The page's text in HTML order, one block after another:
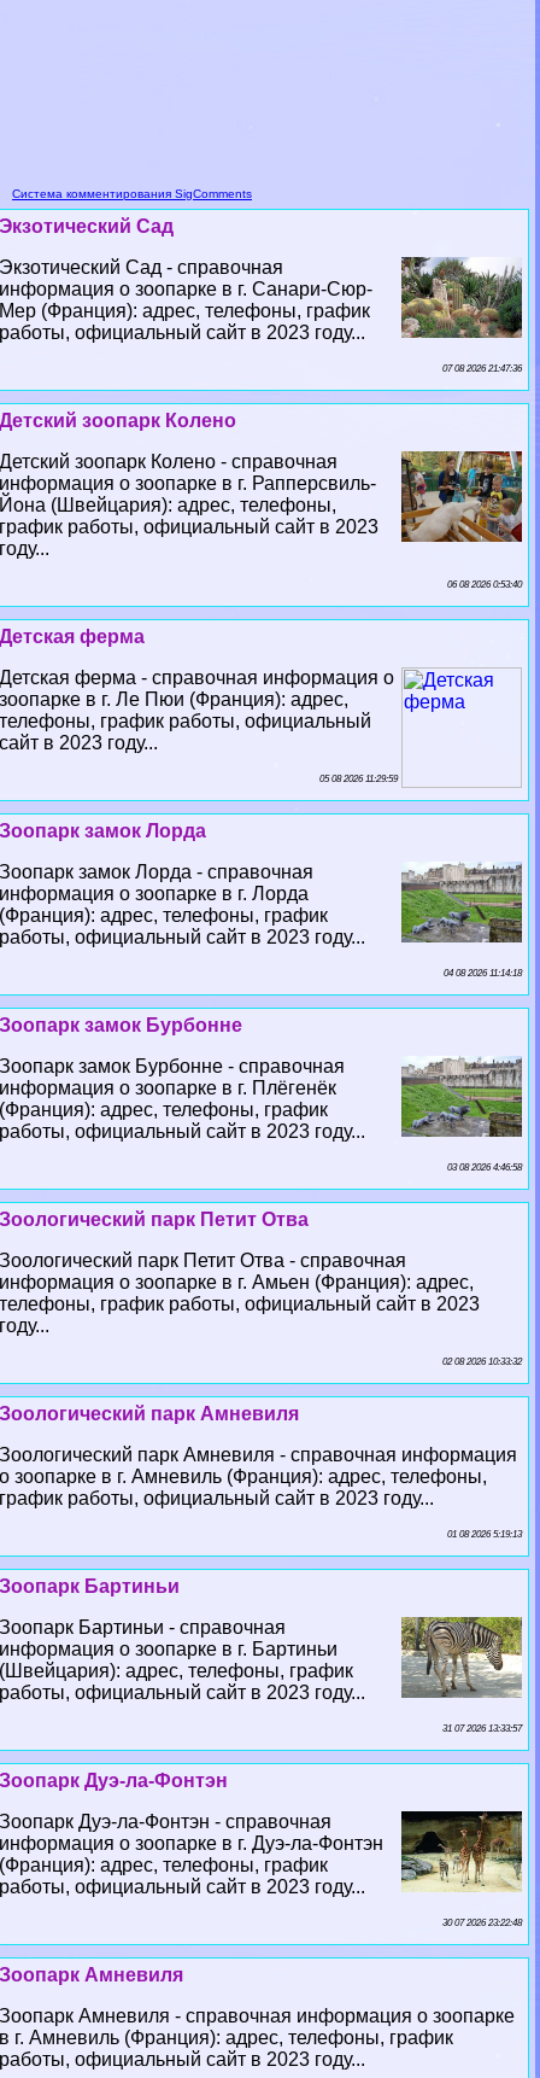
Система комментирования SigComments
Экзотический Сад
Экзотический Сад - справочная
информация о зоопарке в г. Санари-Сюр-
Мер (Франция): адрес, телефоны, график
работы, официальный сайт в 2023 году...
07 08 2026 21:47:36
Детский зоопарк Колено
Детский зоопарк Колено - справочная
информация о зоопарке в г. Рапперсвиль-
Йона (Швейцария): адрес, телефоны,
график работы, официальный сайт в 2023
году...
06 08 2026 0:53:40
Детская ферма
Детская ферма - справочная информация о
зоопарке в г. Ле Пюи (Франция): адрес,
телефоны, график работы, официальный
сайт в 2023 году...
05 08 2026 11:29:59
Зоопарк замок Лорда
Зоопарк замок Лорда - справочная
информация о зоопарке в г. Лорда
(Франция): адрес, телефоны, график
работы, официальный сайт в 2023 году...
04 08 2026 11:14:18
Зоопарк замок Бурбонне
Зоопарк замок Бурбонне - справочная
информация о зоопарке в г. Плёгенёк
(Франция): адрес, телефоны, график
работы, официальный сайт в 2023 году...
03 08 2026 4:46:58
Зоологический парк Петит Отва
Зоологический парк Петит Отва - справочная
информация о зоопарке в г. Амьен (Франция): адрес,
телефоны, график работы, официальный сайт в 2023
году...
02 08 2026 10:33:32
Зоологический парк Амневиля
Зоологический парк Амневиля - справочная информация
о зоопарке в г. Амневиль (Франция): адрес, телефоны,
график работы, официальный сайт в 2023 году...
01 08 2026 5:19:13
Зоопарк Бартиньи
Зоопарк Бартиньи - справочная
информация о зоопарке в г. Бартиньи
(Швейцария): адрес, телефоны, график
работы, официальный сайт в 2023 году...
31 07 2026 13:33:57
Зоопарк Дуэ-ла-Фонтэн
Зоопарк Дуэ-ла-Фонтэн - справочная
информация о зоопарке в г. Дуэ-ла-Фонтэн
(Франция): адрес, телефоны, график
работы, официальный сайт в 2023 году...
30 07 2026 23:22:48
Зоопарк Амневиля
Зоопарк Амневиля - справочная информация о зоопарке
в г. Амневиль (Франция): адрес, телефоны, график
работы, официальный сайт в 2023 году...